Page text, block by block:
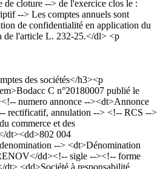
cloture --> de l'exercice clos le :
--> Les comptes annuels sont
de confidentialité en application du
de l'article L. 232-25.</dl> <p
des sociétés</h3><p
C n°20180007 publié le
numero annonce --><dt>Annonce
rectificatif, annulation --> <!-- RCS -->
commerce et des
dt><dd>802 004
--> <dt>Dénomination
dd><!-- sigle --><!-- forme
<dd>Société à responsabilité